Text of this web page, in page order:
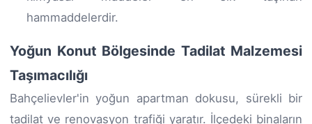
hammaddelerdir.
Yoğun Konut Bölgesinde Tadilat Malzemesi
Taşımacılığı
Bahçelievler'in yoğun apartman dokusu, sürekli bir
tadilat ve renovasyon trafiği yaratır. İlçedeki binaların